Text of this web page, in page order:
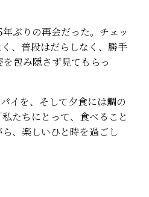
ぶりの再会だった。チェッ
、普段はだらしなく、勝手
包み隠さず見てもらっ
イを、そして夕食には鯛の
たちにとって、食べること
、楽しいひと時を過ごし